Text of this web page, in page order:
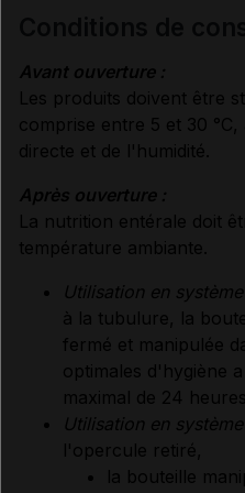
Avant ouverture :
Les produits doivent être
comprise entre 5 et 30
directe et de l'humidité.
Après ouverture :
La nutrition entérale doit
température ambiante.
Utilisation en
à la tubulure, la
fermé et manipulée
optimales d'hygiène
maximal de 24 heures.
Utilisation en
l'opercule retiré,
la bouteille